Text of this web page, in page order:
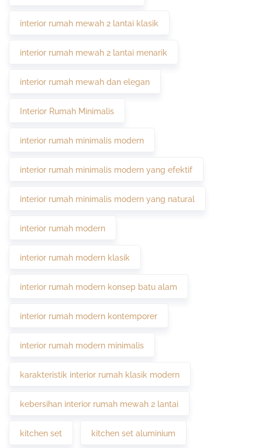
interior rumah mewah 2 lantai klasik
interior rumah mewah 2 lantai menarik
interior rumah mewah dan elegan
Interior Rumah Minimalis
interior rumah minimalis modern
interior rumah minimalis modern yang efektif
interior rumah minimalis modern yang natural
interior rumah modern
interior rumah modern klasik
interior rumah modern konsep batu alam
interior rumah modern kontemporer
interior rumah modern minimalis
karakteristik interior rumah klasik modern
kebersihan interior rumah mewah 2 lantai
kitchen set kitchen set aluminium